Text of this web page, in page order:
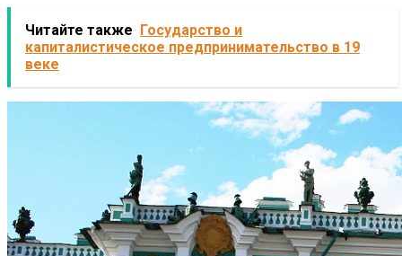
Читайте также Государство и
капиталистическое предпринимательство в 19
веке